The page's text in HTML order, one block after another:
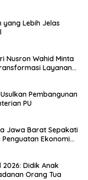
Lebih Jelas
Nusron Wahid Minta
Layanan
Pembangunan
PU
Jawa Barat Sepakati
Ekonomi
Didik Anak
Orang Tua